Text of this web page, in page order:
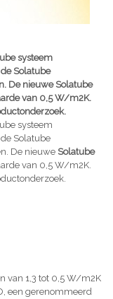
systeem
Solatube
De nieuwe Solatube
van 0,5 W/m2K.
systeem
Solatube
De nieuwe Solatube
van 0,5 W/m2K.
van 1,3 tot 0,5 W/m2K
een gerenommeerd